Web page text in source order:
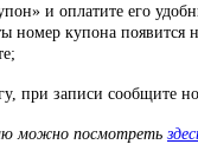
и оплатите его
номер купона появится
при записи сообщите
можно посмотреть